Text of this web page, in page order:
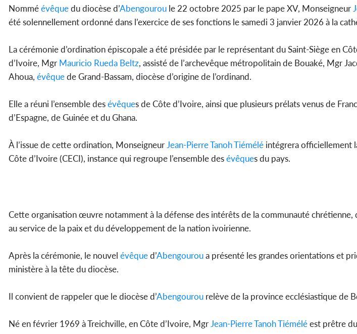
Nomméévêquedu diocèse d’Abengourou le 22 octobre 2025 par le pape XV, Monseigneur
été solennellement ordonné dans l’exercice de ses fonctions le samedi 3 janvier 2026 à la
La cérémonie d’ordination épiscopale a été présidée par le représentant du Saint-Siège en
d’Ivoire, Mgr Mauricio Rueda Beltz, assisté de l’archevêque métropolitain de Bouaké, Mgr
Ahoua, évêquede Grand-Bassam, diocèse d’origine de l’ordinand.
Elle a réuni l’ensemble desévêques de Côte d’Ivoire, ainsi que plusieurs prélats venus de
d’Espagne, de Guinée et du Ghana.
À l’issue de cette ordination, MonseigneurJean-Pierre Tanoh Tiémélé intégrera officiellement
Côte d’Ivoire (CECI), instance qui regroupe l’ensemble desévêques du pays.
Cette organisation œuvre notamment à la défense des intérêts de la communauté chrétienne,
au service de la paix et du développement de la nation ivoirienne.
Après la cérémonie, le nouvel évêqued’Abengouroua présenté les grandes orientations et
ministère à la tête du diocèse.
Il convient de rappeler que le diocèse d’Abengourou relève de la province ecclésiastique de
Né en février 1969 à Treichville, en Côte d’Ivoire, MgrJean-Pierre Tanoh Tiéméléest prêtre